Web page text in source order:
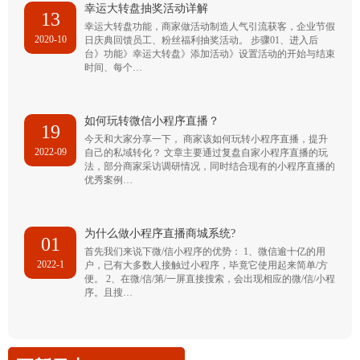
13
2020-10
幸运大转盘抽奖活动详解
幸运大转盘功能，商家做活动制造人气引流获客，企业节假
日庆典回馈员工、粉丝福利抽奖活动。 步骤01、进入后
台》功能》幸运大转盘》添加活动》设置活动的开始与结束
时间、每个…
19
2022-09
如何玩转微信小程序直播？
今天和大家分享一下， 商家该如何玩转小程序直播，提升
自己的私域转化？ 文章主要通过复盘自家小程序直播的玩
法，部分商家采访调研情况，同时结合现有的小程序直播的
优秀案例…
01
2022-1
为什么做小程序直播商城系统?
首先我们来说下微/信小程序的优势： 1、微信逾十亿的用
户，已有大多数人接触过小程序，毕竟它使用起来简单/方
便。 2、在微/信/第/一屏直接搜索，会出现相应的微/信/小程
序。且搜…